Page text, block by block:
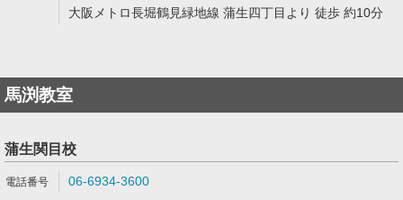
大阪メトロ長堀鶴見緑地線 蒲生四丁目より 徒歩 約10分
馬渕教室
蒲生関目校
06-6934-3600